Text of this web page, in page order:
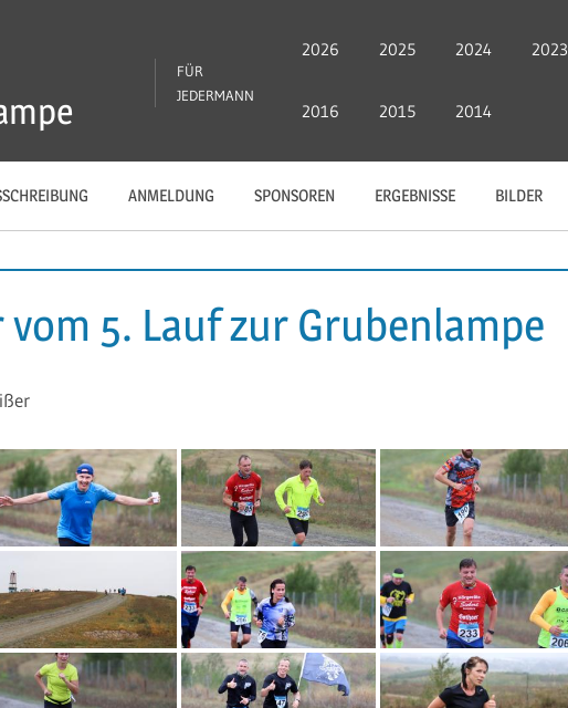
FÜR
JEDERMANN
2026 2025 2024 2023
2016 2015 2014
ANMELDUNG SPONSOREN ERGEBNISSE BILDER
vom 5. Lauf zur Grubenlampe